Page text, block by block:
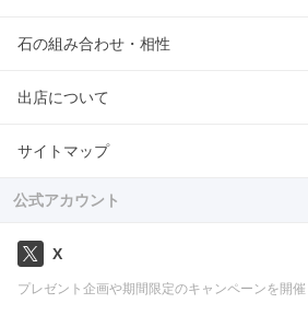
石の組み合わせ・相性
出店について
サイトマップ
公式アカウント
X
プレゼント企画や期間限定のキャンペーンを開催